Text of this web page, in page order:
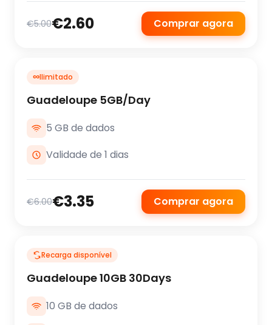
€5.00€2.60 Comprar agora
∞Ilimitado
Guadeloupe 5GB/Day
5 GB de dados
Validade de 1 dias
€6.00€3.35 Comprar agora
Recarga disponível
Guadeloupe 10GB 30Days
10 GB de dados